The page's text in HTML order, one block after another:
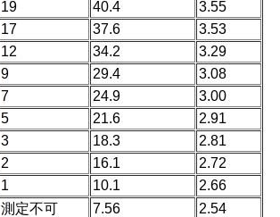
19 40.4
3.55
17 37.6
3.53
12 34.2
3.29
9 29.4
3.08
7 24.9
3.00
5 21.6
2.91
3 18.3
2.81
2 16.1
2.72
1 10.1
2.66
測定不可 7.56
2.54